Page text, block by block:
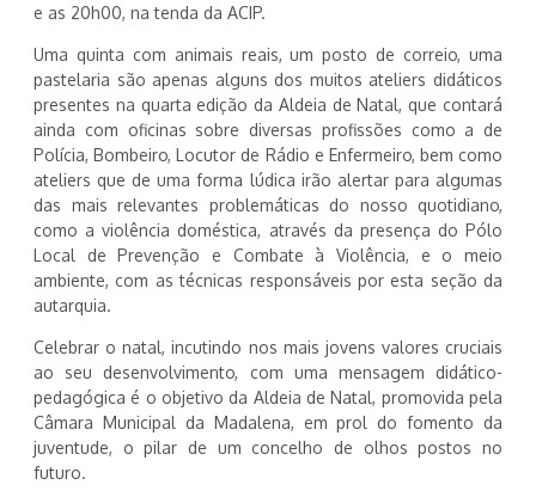
e as 20h00, na tenda da ACIP.
Uma quinta com animais reais, um posto de correio, uma
pastelaria são apenas alguns dos muitos ateliers didáticos
presentes na quarta edição da Aldeia de Natal, que contará
ainda com oficinas sobre diversas profissões como a de
Polícia, Bombeiro, Locutor de Rádio e Enfermeiro, bem como
ateliers que de uma forma lúdica irão alertar para algumas
das mais relevantes problemáticas do nosso quotidiano,
como a violência doméstica, através da presença do Pólo
Local de Prevenção e Combate à Violência, e o meio
ambiente, com as técnicas responsáveis por esta seção da
autarquia.
Celebrar o natal, incutindo nos mais jovens valores cruciais
ao seu desenvolvimento, com uma mensagem didático-
pedagógica é o objetivo da Aldeia de Natal, promovida pela
Câmara Municipal da Madalena, em prol do fomento da
juventude, o pilar de um concelho de olhos postos no
futuro.